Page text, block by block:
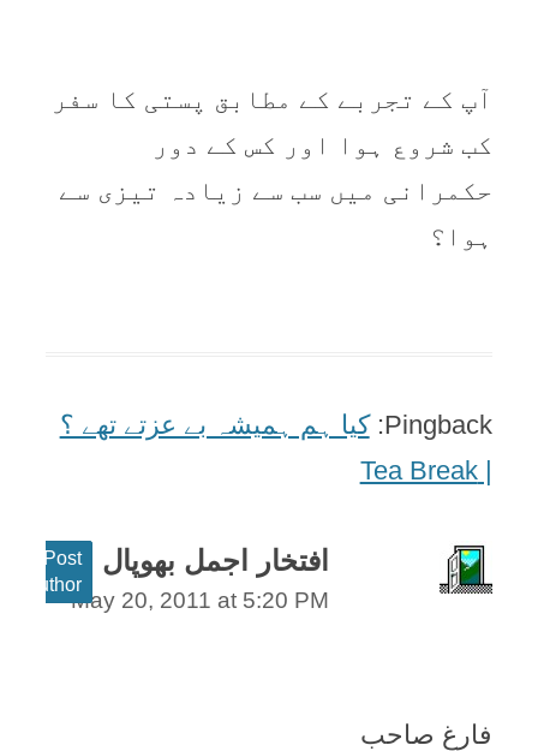
آپ کے تجربے کے مطابق پستی کا سفر
کب شروع ہوا اور کس کے دور
حکمرانی میں سب سے زیادہ تیزی سے
ہوا؟
Pingback: کيا ہم ہميشہ بے عزتے تھے ؟
| Tea Break
افتخار اجمل بھوپال
Post
author
May 20, 2011 at 5:20 PM
فارغ صاحب